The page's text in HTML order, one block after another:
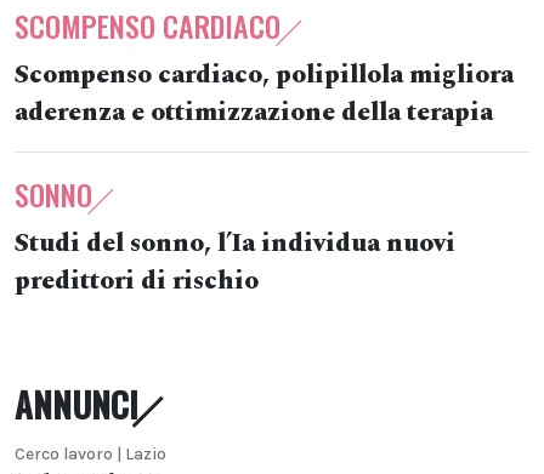
SCOMPENSO CARDIACO
Scompenso cardiaco, polipillola migliora
aderenza e ottimizzazione della terapia
SONNO
Studi del sonno, l’Ia individua nuovi
predittori di rischio
ANNUNCI
Cerco lavoro | Lazio